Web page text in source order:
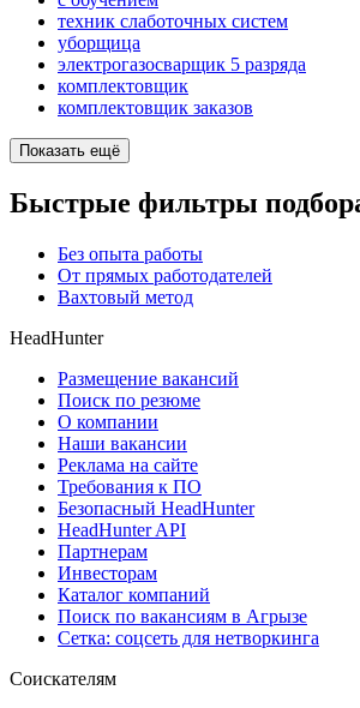
техник слаботочных систем
уборщица
электрогазосварщик 5 разряда
комплектовщик
комплектовщик заказов
Показать ещё
Быстрые фильтры
Без опыта работы
От прямых работодателей
Вахтовый метод
HeadHunter
Размещение вакансий
Поиск по резюме
О компании
Наши вакансии
Реклама на сайте
Требования к ПО
Безопасный HeadHunter
HeadHunter API
Партнерам
Инвесторам
Каталог компаний
Поиск по вакансиям в Агрызе
Сетка: соцсеть для нетворкинга
Соискателям